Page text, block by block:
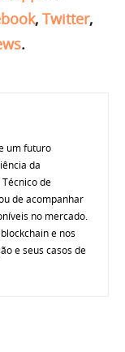
, Twitter,
.
um futuro
da
de
de acompanhar
no mercado.
e nos
e seus casos de